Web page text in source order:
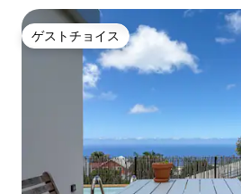
ゲストチョイス
ゲストチョイス